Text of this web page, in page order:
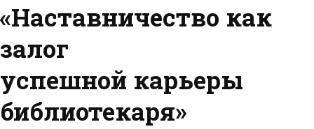
«Наставничество как
залог
успешной карьеры
библиотекаря»